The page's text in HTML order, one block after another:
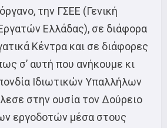
την ΓΣΕΕ (Γενική
Ελλάδας), σε διάφορα
Κέντρα και σε διάφορες
σ’ αυτή που ανήκουμε κι
Ιδιωτικών Υπαλλήλων
στην ουσία τον Δούρειο
εργοδοτών μέσα στους